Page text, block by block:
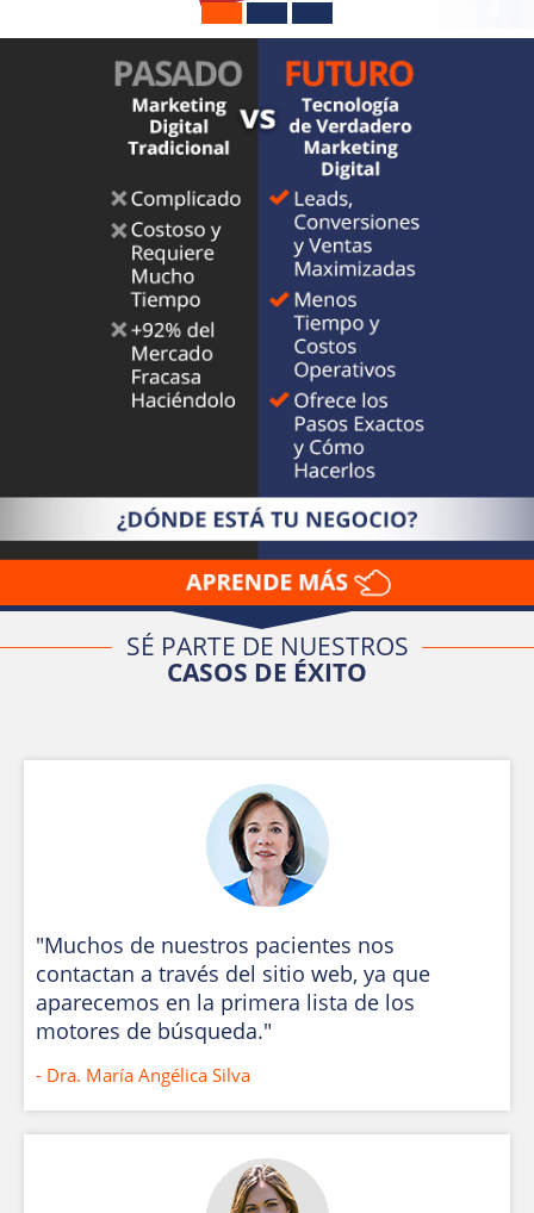
SÉ PARTE DE NUESTROS
CASOS DE ÉXITO
"Muchos de nuestros pacientes nos
contactan a través del sitio web, ya que
aparecemos en la primera lista de los
motores de búsqueda."
- Dra. María Angélica Silva